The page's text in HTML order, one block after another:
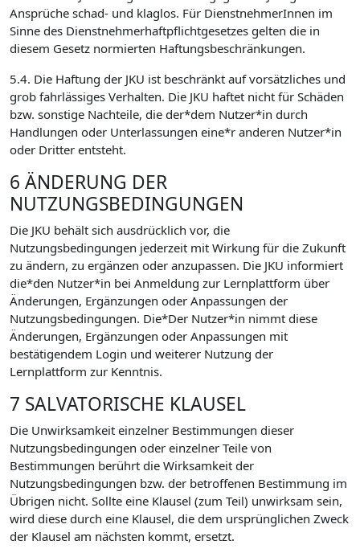
Ansprüche schad- und klaglos. Für DienstnehmerInnen im
Sinne des Dienstnehmerhaftpflichtgesetzes gelten die in
diesem Gesetz normierten Haftungsbeschränkungen.
5.4. Die Haftung der JKU ist beschränkt auf vorsätzliches und
grob fahrlässiges Verhalten. Die JKU haftet nicht für Schäden
bzw. sonstige Nachteile, die der*dem Nutzer*in durch
Handlungen oder Unterlassungen eine*r anderen Nutzer*in
oder Dritter entsteht.
6 ÄNDERUNG DER
NUTZUNGSBEDINGUNGEN
Die JKU behält sich ausdrücklich vor, die
Nutzungsbedingungen jederzeit mit Wirkung für die Zukunft
zu ändern, zu ergänzen oder anzupassen. Die JKU informiert
die*den Nutzer*in bei Anmeldung zur Lernplattform über
Änderungen, Ergänzungen oder Anpassungen der
Nutzungsbedingungen. Die*Der Nutzer*in nimmt diese
Änderungen, Ergänzungen oder Anpassungen mit
bestätigendem Login und weiterer Nutzung der
Lernplattform zur Kenntnis.
7 SALVATORISCHE KLAUSEL
Die Unwirksamkeit einzelner Bestimmungen dieser
Nutzungsbedingungen oder einzelner Teile von
Bestimmungen berührt die Wirksamkeit der
Nutzungsbedingungen bzw. der betroffenen Bestimmung im
Übrigen nicht. Sollte eine Klausel (zum Teil) unwirksam sein,
wird diese durch eine Klausel, die dem ursprünglichen Zweck
der Klausel am nächsten kommt, ersetzt.